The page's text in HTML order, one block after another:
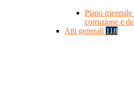
Piano
corruzione e
Atti generali 118